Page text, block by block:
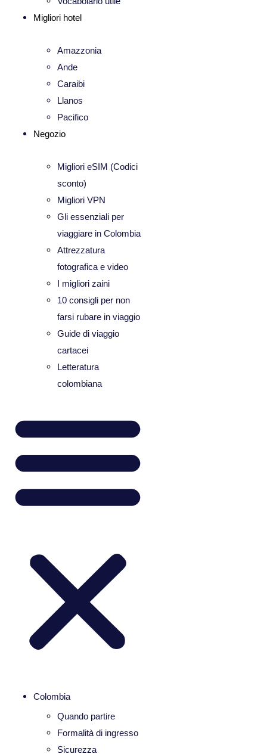
Migliori hotel
Amazzonia
Ande
Caraibi
Llanos
Pacifico
Negozio
Migliori eSIM (Codici
sconto)
Migliori VPN
Gli essenziali per
viaggiare in Colombia
Attrezzatura
fotografica e video
I migliori zaini
10 consigli per non
farsi rubare in viaggio
Guide di viaggio
cartacei
Letteratura
colombiana
Colombia
Quando partire
Formalità di ingresso
Sicurezza